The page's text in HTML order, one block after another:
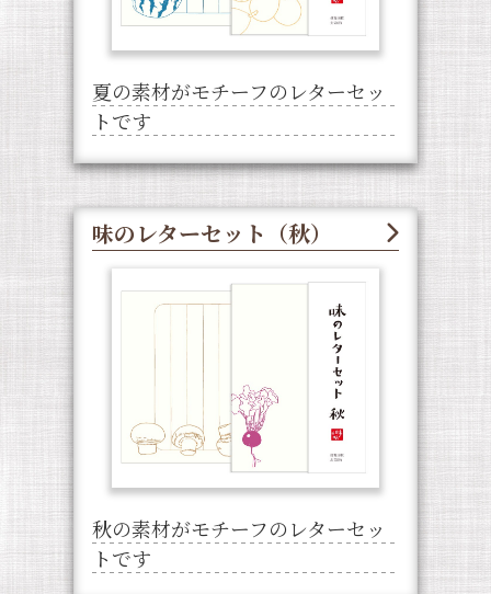
夏の素材がモチーフのレターセッ
トです
味のレターセット（秋）
秋の素材がモチーフのレターセッ
トです